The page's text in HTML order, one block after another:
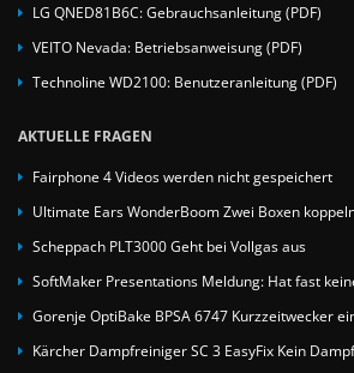
LG QNED81B6C: Gebrauchsanleitung (PDF)
VEITO Nevada: Betriebsanweisung (PDF)
Technoline WD2100: Benutzeranleitung (PDF)
AKTUELLE FRAGEN
Fairphone 4 Videos werden nicht gespeichert
Ultimate Ears WonderBoom Zwei Boxen
Scheppach PLT3000 Geht bei Vollgas aus
SoftMaker Presentations Meldung: Hat fast
Gorenje OptiBake BPSA 6747 Kurzzeitwecker
Kärcher Dampfreiniger SC 3 EasyFix Kein Dampf